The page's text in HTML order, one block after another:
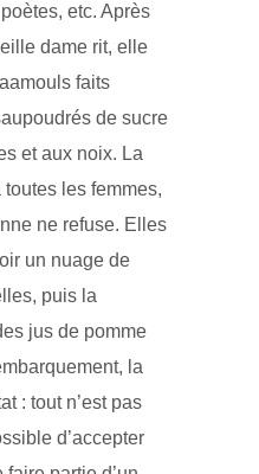
etc. Après
dame rit, elle
faits
de sucre
et aux noix. La
les femmes,
ne refuse. Elles
un nuage de
puis la
jus de pomme
la
: tout n’est pas
d’accepter